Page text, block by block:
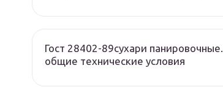
Гост 28402-89сухари панировочные.
общие технические условия